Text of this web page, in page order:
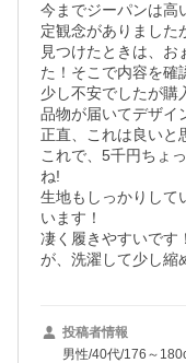
今までジーパンは高
定観念がありました
見つけたときは、お
た！そこで内容を確
少し不安でしたが購
品物が届いてデザイ
正直、これは良いと
これで、5千円ちょ
ね!
生地もしっかりして
います！
凄く履きやすいです
が、洗濯して少し縮
投稿者情報
男性/40代/176～